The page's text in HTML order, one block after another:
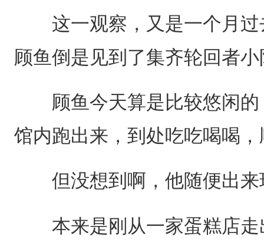
这一观察，又是一个月过
顾鱼倒是见到了集齐轮回者
顾鱼今天算是比较悠闲的
馆内跑出来，到处吃吃喝喝
但没想到啊，他随便出来
本来是刚从一家蛋糕店走